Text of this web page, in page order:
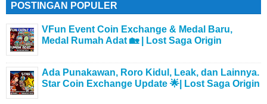
POSTINGAN POPULER
VFun Event Coin Exchange & Medal Baru,
Medal Rumah Adat 🏡 | Lost Saga Origin
Ada Punakawan, Roro Kidul, Leak, dan Lainnya.
Star Coin Exchange Update 🌟| Lost Saga Origin